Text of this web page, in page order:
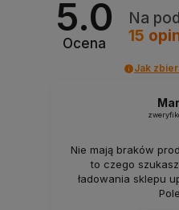
5.0
Ocena
Na
15
Jak
Nie mają braków
to czego
ładowania sklepu